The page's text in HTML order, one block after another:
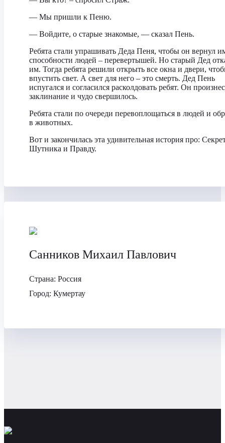
— Мы пришли к Пеню.
— Войдите, о старые знакомые, — сказал Пень.
Ребята стали упрашивать Деда Пеня, чтобы он вернул
способности людей – перевертышей. Но старый Дед
им. Тогда ребята решили открыть все окна и двери,
впустить свет. А свет для него – это смерть. Дед Пень
испугался и согласился расколдовать ребят. Он
заклинание и чудо свершилось.
Ребята стали по очереди перевоплощаться в людей и
в животных.
Вот и закончилась эта удивительная история про:
Шутника и Правду.
Санников Михаил Павлович
Страна: Россия
Город: Кумертау